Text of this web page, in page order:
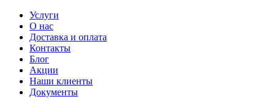
Услуги
О нас
Доставка и оплата
Контакты
Блог
Акции
Наши клиенты
Документы